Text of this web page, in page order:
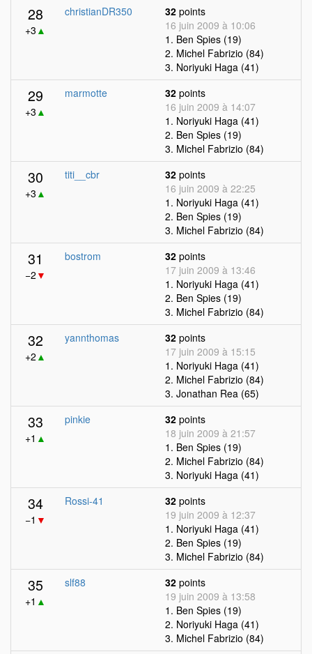
28
+3 ▲
christianDR350 32 points
16 juin 2009 à 10:06
1. Ben Spies (19)
2. Michel Fabrizio (84)
3. Noriyuki Haga (41)
29
+3 ▲
marmotte 32 points
16 juin 2009 à 14:07
1. Noriyuki Haga (41)
2. Ben Spies (19)
3. Michel Fabrizio (84)
30
+3 ▲
titi__cbr 32 points
16 juin 2009 à 22:25
1. Noriyuki Haga (41)
2. Ben Spies (19)
3. Michel Fabrizio (84)
31
−2 ▼
bostrom 32 points
17 juin 2009 à 13:46
1. Noriyuki Haga (41)
2. Ben Spies (19)
3. Michel Fabrizio (84)
32
+2 ▲
yannthomas 32 points
17 juin 2009 à 15:15
1. Noriyuki Haga (41)
2. Michel Fabrizio (84)
3. Jonathan Rea (65)
33
+1 ▲
pinkie 32 points
18 juin 2009 à 21:57
1. Ben Spies (19)
2. Michel Fabrizio (84)
3. Noriyuki Haga (41)
34
−1 ▼
Rossi-41 32 points
19 juin 2009 à 12:37
1. Noriyuki Haga (41)
2. Ben Spies (19)
3. Michel Fabrizio (84)
35
+1 ▲
slf88 32 points
19 juin 2009 à 13:58
1. Ben Spies (19)
2. Noriyuki Haga (41)
3. Michel Fabrizio (84)